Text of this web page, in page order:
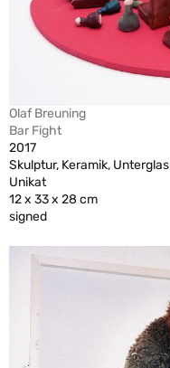
Olaf Breuning
Bar Fight
2017
Skulptur, Keramik,
Unikat
12 x 33 x 28 cm
signed